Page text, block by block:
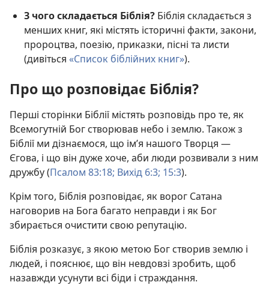
З чого складається Біблія? Біблія складається з
менших книг, які містять історичні факти, закони,
пророцтва, поезію, приказки, пісні та листи
(дивіться «Список біблійних книг»).
Про що розповідає Біблія?
Перші сторінки Біблії містять розповідь про те, як
Всемогутній Бог створював небо і землю. Також з
Біблії ми дізнаємося, що ім’я нашого Творця —
Єгова, і що він дуже хоче, аби люди розвивали з ним
дружбу (Псалом 83:18; Вихід 6:3; 15:3).
Крім того, Біблія розповідає, як ворог Сатана
наговорив на Бога багато неправди і як Бог
збирається очистити свою репутацію.
Біблія розказує, з якою метою Бог створив землю і
людей, і пояснює, що він невдовзі зробить, щоб
назавжди усунути всі біди і страждання.